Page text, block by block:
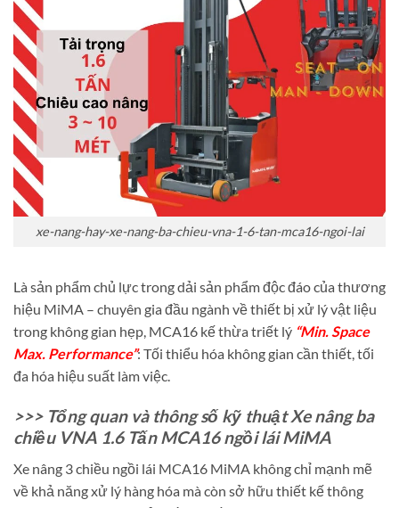
xe-nang-hay-xe-nang-ba-chieu-vna-1-6-tan-mca16-ngoi-lai
Là sản phẩm chủ lực trong dải sản phẩm độc đáo của thương
hiệu MiMA – chuyên gia đầu ngành về thiết bị xử lý vật liệu
trong không gian hẹp, MCA16 kế thừa triết lý “Min. Space
Max. Performance”: Tối thiểu hóa không gian cần thiết, tối
đa hóa hiệu suất làm việc.
>>> Tổng quan và thông số kỹ thuật Xe nâng ba
chiều VNA 1.6 Tấn MCA16 ngồi lái MiMA
Xe nâng 3 chiều ngồi lái MCA16 MiMA không chỉ mạnh mẽ
về khả năng xử lý hàng hóa mà còn sở hữu thiết kế thông